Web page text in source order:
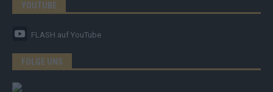
YOUTUBE
FLASH auf YouTube
FOLGE UNS